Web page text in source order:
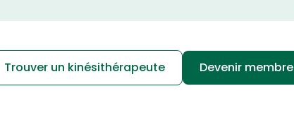
Trouver un kinésithérapeute Devenir membre